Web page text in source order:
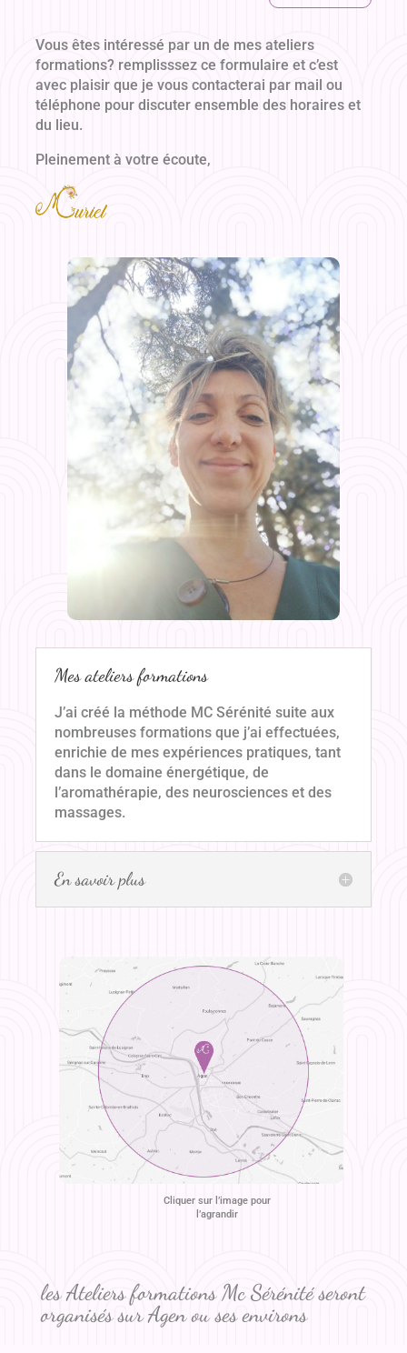
Vous êtes intéressé par un de mes ateliers
formations? remplisssez ce formulaire et c’est
avec plaisir que je vous contacterai par mail ou
téléphone pour discuter ensemble des horaires et
du lieu.
Pleinement à votre écoute,
Mes ateliers formations
J’ai créé la méthode MC Sérénité suite aux
nombreuses formations que j’ai effectuées,
enrichie de mes expériences pratiques, tant
dans le domaine énergétique, de
l’aromathérapie, des neurosciences et des
massages.
En savoir plus
Cliquer sur l’image pour
l’agrandir
les Ateliers formations Mc Sérénité seront
organisés sur Agen ou ses environs